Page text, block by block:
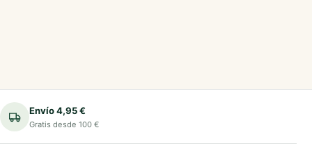
Envío 4,95 €
Gratis desde 100 €